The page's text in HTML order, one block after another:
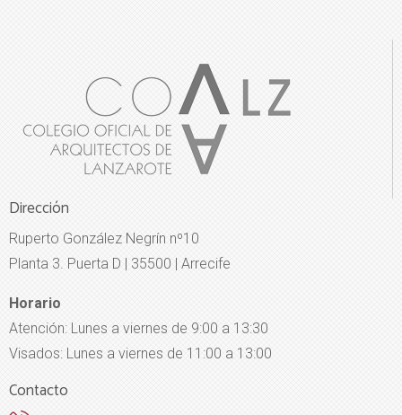
Dirección
Ruperto González Negrín nº10
Planta 3. Puerta D | 35500 | Arrecife
Horario
Atención: Lunes a viernes de 9:00 a 13:30
Visados: Lunes a viernes de 11:00 a 13:00
Contacto